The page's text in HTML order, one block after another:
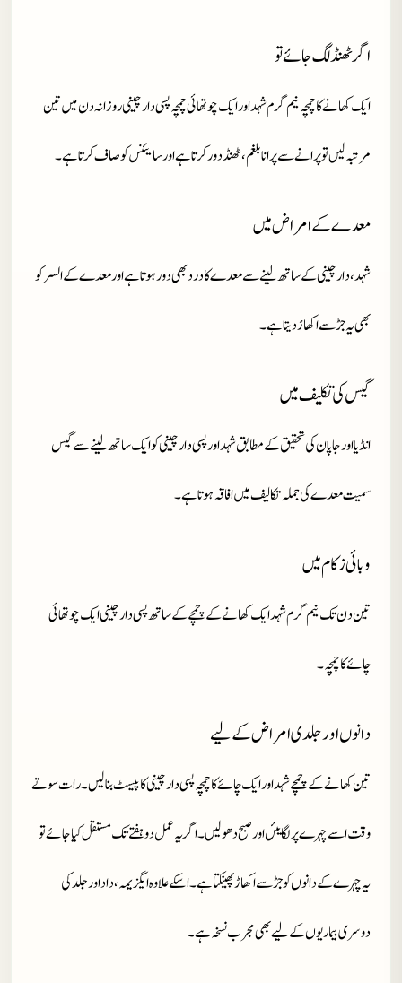
اگر ٹھنڈ لگ جائے تو
ایک کھانے کا چمچہ نیم گرم شہد اور ایک چوتھائی چمچہ پسی دارچینی روزانہ دن میں تین
مرتبہ لیں تو پرانے سے پرانا بلغم ،ٹھنڈ دور کرتا ہے اور سایئنس کو صاف کرتا ہے۔
معدے کے امراض میں
شہد ،دارچینی کے ساتھ لینے سے معدے کا درد بھی دور ہوتا ہے اور معدے کے السر کو
بھی یہ جڑ سے اکھاڑ دیتا ہے۔
گیس کی تکلیف میں
انڈیا اور جاپان کی تحقیق کے مطابق شہد اور پسی دارچینی کو ایک ساتھ لینے سے گیس
سمیت معدے کی جملہ تکالیف میں افاقہ ہوتا ہے۔
وبائی زکام میں
تین دن تک نیم گرم شہد ایک کھانے کے چمچے کے ساتھ پسی دارچینی ایک چوتھائی
چائے کا چمچہ۔
دانوں اور جلدی امراض کے لیے
تین کھانے کے چمچے شہد اور ایک چائے کا چمچہ پسی دارچینی کا پیسٹ بنا لیں۔رات سوتے
وقت اسے چہرے پر لگایئں اور صبح دھو لیں۔اگر یہ عمل دو ہفتے تک مستقل کیا جائے تو
یہ چہرے کے دانوں کو جڑ سے اکھاڑ پھینکتا ہے۔اسکے علاوہ ایگزیمہ ،داد اور جلد کی
دوسری بیماریوں کے لیے بھی مجرب نسخہ ہے۔